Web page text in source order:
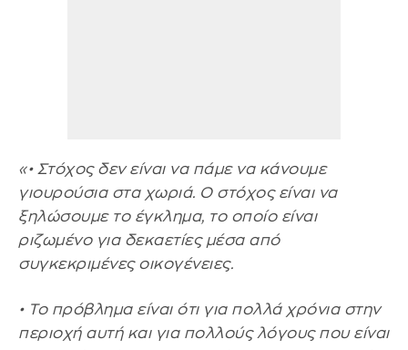
«• Στόχος δεν είναι να πάμε να κάνουμε
γιουρούσια στα χωριά. Ο στόχος είναι να
ξηλώσουμε το έγκλημα, το οποίο είναι
ριζωμένο για δεκαετίες μέσα από
συγκεκριμένες οικογένειες.
• Το πρόβλημα είναι ότι για πολλά χρόνια στην
περιοχή αυτή και για πολλούς λόγους που είναι